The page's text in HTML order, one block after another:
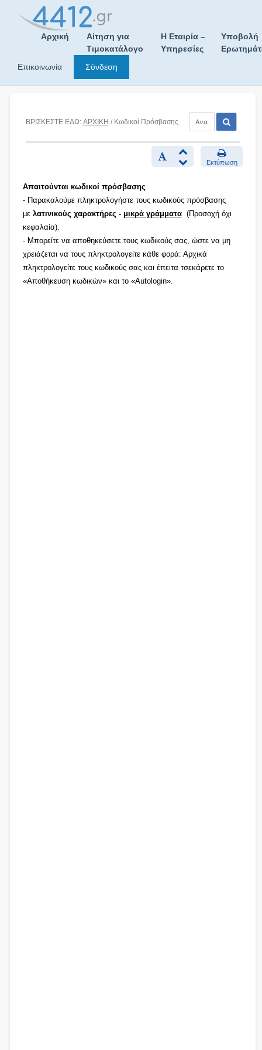
Αρχική
Αίτηση για
Τιμοκατάλογο
Η Εταιρία –
Υπηρεσίες
Υποβολή
Επικοινωνία
Σύνδεση
ΒΡΙΣΚΕΣΤΕ ΕΔΩ: ΑΡΧΙΚΗ / Κωδικοί Πρόσβασης
Εκτύπωση
Απαιτούνται κωδικοί πρόσβασης
- Παρακαλούμε πληκτρολογήστε τους κωδικούς πρόσβασης
με λατινικούς χαρακτήρες - μικρά γράμματα(Προσοχή όχι
κεφαλαία).
- Μπορείτε να αποθηκεύσετε τους κωδικούς σας, ώστε να μη
χρειάζεται να τους πληκτρολογείτε κάθε φορά: Αρχικά
πληκτρολογείτε τους κωδικούς σας και έπειτα τσεκάρετε το
«Αποθήκευση κωδικών» και το «Autologin».